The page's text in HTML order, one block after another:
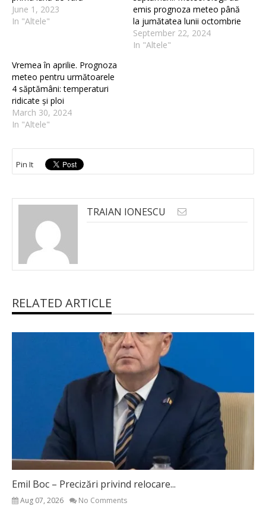
June 1, 2023
In "Altele"
emis prognoza meteo până
la jumătatea lunii octombrie
September 22, 2024
In "Altele"
Vremea în aprilie. Prognoza
meteo pentru următoarele
4 săptămâni: temperaturi
ridicate și ploi
March 30, 2024
In "Altele"
Pin It
TRAIAN IONESCU
RELATED ARTICLE
Emil Boc – Precizări privind relocare...
Aug 07, 2026 No Comments